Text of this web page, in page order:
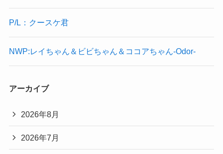
P/L：クースケ君
NWP:レイちゃん＆ビビちゃん＆ココアちゃん-Odor-
アーカイブ
2026年8月
2026年7月